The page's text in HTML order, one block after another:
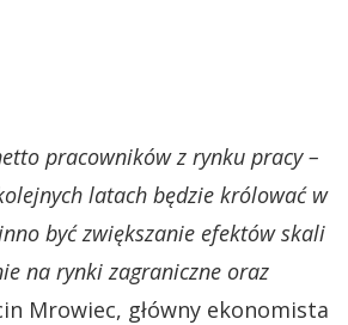
pracowników z rynku pracy –
latach będzie królować w
być zwiększanie efektów skali
na rynki zagraniczne oraz
Mrowiec, główny ekonomista